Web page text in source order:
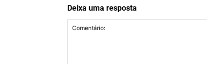
Deixa uma resposta